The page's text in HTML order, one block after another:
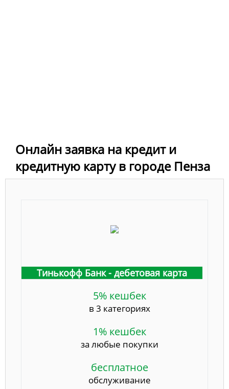
Онлайн заявка на кредит и
кредитную карту в городе Пенза
Тинькофф Банк - дебетовая карта
5% кешбек
в 3 категориях
1% кешбек
за любые покупки
бесплатное
обслуживание